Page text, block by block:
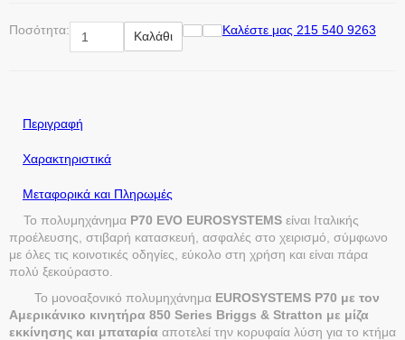
Ποσότητα: Καλάθι Καλέστε μας 215 540 9263
Περιγραφή
Χαρακτηριστικά
Μεταφορικά και Πληρωμές
Το πολυμηχάνημα P70 EVO EUROSYSTEMS είναι Ιταλικής
προέλευσης, στιβαρή κατασκευή, ασφαλές στο χειρισμό, σύμφωνο
με όλες τις κοινοτικές οδηγίες, εύκολο στη χρήση και είναι πάρα
πολύ ξεκούραστο.
Το μονοαξονικό πολυμηχάνημα EUROSYSTEMS P70 με τον
Αμερικάνικο κινητήρα 850 Series Briggs & Stratton με μίζα
εκκίνησης και μπαταρία αποτελεί την κορυφαία λύση για το κτήμα